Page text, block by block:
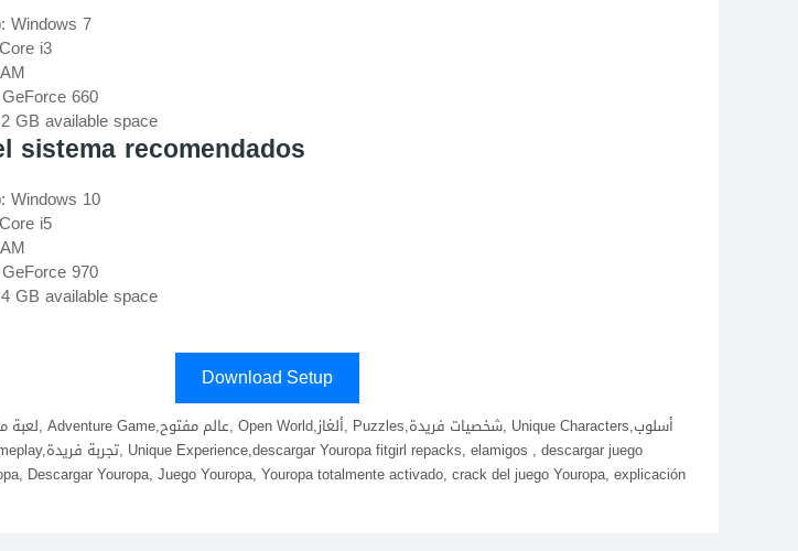
Windows 7
i3
660
GB available space
sistema recomendados
Windows 10
i5
970
GB available space
Download Setup
Descargar Youropa, Juego Youropa, Youropa totalmente activado, crack del juego Youropa, explicación